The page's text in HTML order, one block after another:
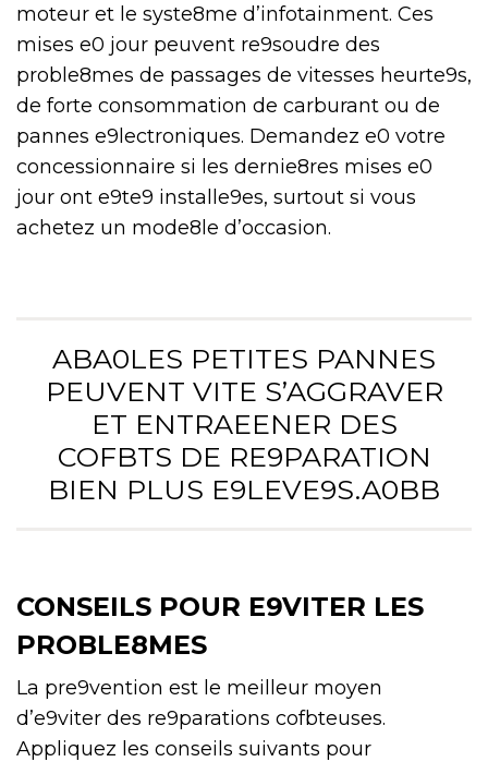
moteur et le syste8me d’infotainment. Ces
mises e0 jour peuvent re9soudre des
proble8mes de passages de vitesses heurte9s,
de forte consommation de carburant ou de
pannes e9lectroniques. Demandez e0 votre
concessionnaire si les dernie8res mises e0
jour ont e9te9 installe9es, surtout si vous
achetez un mode8le d’occasion.
ABA0LES PETITES PANNES
PEUVENT VITE S’AGGRAVER
ET ENTRAEENER DES
COFBTS DE RE9PARATION
BIEN PLUS E9LEVE9S.A0BB
CONSEILS POUR E9VITER LES
PROBLE8MES
La pre9vention est le meilleur moyen
d’e9viter des re9parations cofbteuses.
Appliquez les conseils suivants pour